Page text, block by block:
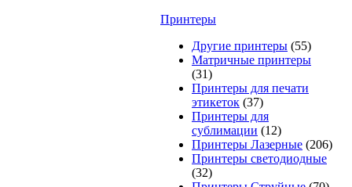
Принтеры
Другие принтеры (55)
Матричные принтеры
(31)
Принтеры для печати
этикеток (37)
Принтеры для
сублимации (12)
Принтеры Лазерные (206)
Принтеры светодиодные
(32)